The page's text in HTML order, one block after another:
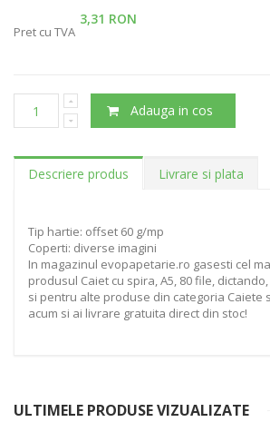
3,31 RON
Pret cu TVA
Adauga in cos
Descriere produs Livrare si plata
Tip hartie: offset 60 g/mp
Coperti: diverse imagini
In magazinul evopapetarie.ro gasesti cel
produsul Caiet cu spira, A5, 80 file, dictando,
si pentru alte produse din categoria Caiete
acum si ai livrare gratuita direct din stoc!
ULTIMELE PRODUSE VIZUALIZATE